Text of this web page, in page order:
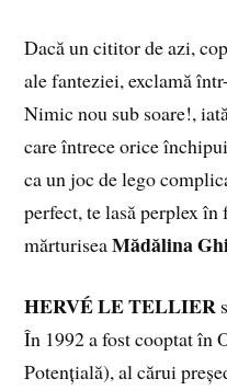
Dacă un cititor de azi,
ale fanteziei, exclamă
Nimic nou sub soare!,
care întrece orice
ca un joc de lego
perfect, te lasă perplex
mărturiseaMădălina
HERVÉ LE TELLIER
În 1992 a fost cooptat în
Potențială), al cărui